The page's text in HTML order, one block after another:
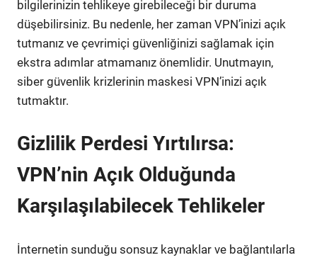
bilgilerinizin tehlikeye girebileceği bir duruma
düşebilirsiniz. Bu nedenle, her zaman VPN’inizi açık
tutmanız ve çevrimiçi güvenliğinizi sağlamak için
ekstra adımlar atmamanız önemlidir. Unutmayın,
siber güvenlik krizlerinin maskesi VPN’inizi açık
tutmaktır.
Gizlilik Perdesi Yırtılırsa:
VPN’nin Açık Olduğunda
Karşılaşılabilecek Tehlikeler
İnternetin sunduğu sonsuz kaynaklar ve bağlantılarla